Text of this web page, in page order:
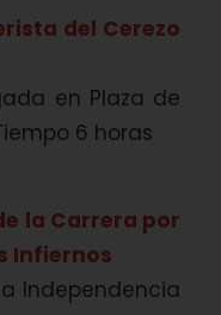
del Cerezo
en Plaza de
6 horas
la Carrera por
Infiernos
Independencia